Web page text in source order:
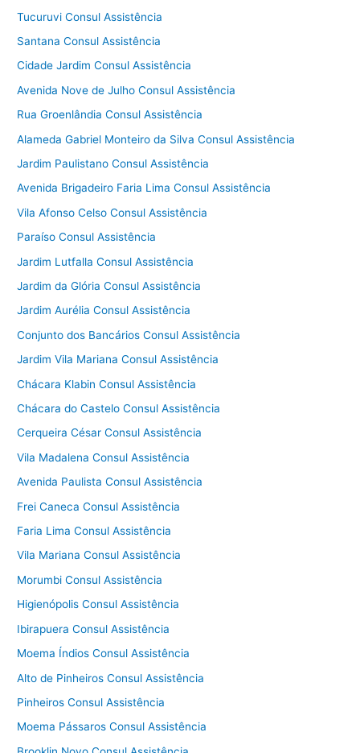
Tucuruvi Consul Assistência
Santana Consul Assistência
Cidade Jardim Consul Assistência
Avenida Nove de Julho Consul Assistência
Rua Groenlândia Consul Assistência
Alameda Gabriel Monteiro da Silva Consul Assistência
Jardim Paulistano Consul Assistência
Avenida Brigadeiro Faria Lima Consul Assistência
Vila Afonso Celso Consul Assistência
Paraíso Consul Assistência
Jardim Lutfalla Consul Assistência
Jardim da Glória Consul Assistência
Jardim Aurélia Consul Assistência
Conjunto dos Bancários Consul Assistência
Jardim Vila Mariana Consul Assistência
Chácara Klabin Consul Assistência
Chácara do Castelo Consul Assistência
Cerqueira César Consul Assistência
Vila Madalena Consul Assistência
Avenida Paulista Consul Assistência
Frei Caneca Consul Assistência
Faria Lima Consul Assistência
Vila Mariana Consul Assistência
Morumbi Consul Assistência
Higienópolis Consul Assistência
Ibirapuera Consul Assistência
Moema Índios Consul Assistência
Alto de Pinheiros Consul Assistência
Pinheiros Consul Assistência
Moema Pássaros Consul Assistência